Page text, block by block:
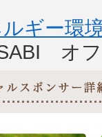
ギー環
オ